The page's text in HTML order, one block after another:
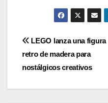
Navegación
de
entradas
LEGO lanza una figura
retro de madera para
nostálgicos creativos